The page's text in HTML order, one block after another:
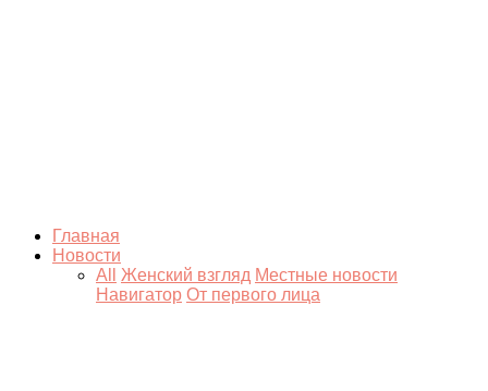
Главная
Новости
All
Женский взгляд Местные новости
Навигатор От первого лица